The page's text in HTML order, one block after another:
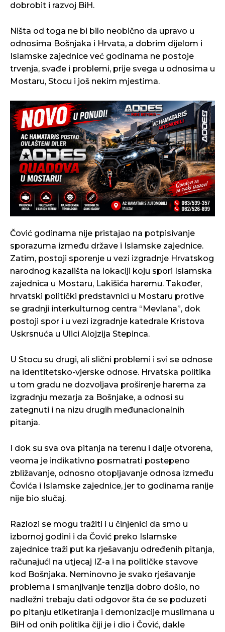
dobrobit i razvoj BiH.
Ništa od toga ne bi bilo neobično da upravo u
odnosima Bošnjaka i Hrvata, a dobrim dijelom i
Islamske zajednice već godinama ne postoje
trvenja, svađe i problemi, prije svega u odnosima u
Mostaru, Stocu i još nekim mjestima.
Čović godinama nije pristajao na potpisivanje
sporazuma između države i Islamske zajednice.
Zatim, postoji sporenje u vezi izgradnje Hrvatskog
narodnog kazališta na lokaciji koju spori Islamska
zajednica u Mostaru, Lakišića haremu. Također,
hrvatski politički predstavnici u Mostaru protive
se gradnji interkulturnog centra “Mevlana”, dok
postoji spor i u vezi izgradnje katedrale Kristova
Uskrsnuća u Ulici Alojzija Stepinca.
U Stocu su drugi, ali slični problemi i svi se odnose
na identitetsko-vjerske odnose. Hrvatska politika
u tom gradu ne dozvoljava proširenje harema za
izgradnju mezarja za Bošnjake, a odnosi su
zategnuti i na nizu drugih međunacionalnih
pitanja.
I dok su sva ova pitanja na terenu i dalje otvorena,
veoma je indikativno posmatrati postepeno
zbližavanje, odnosno otopljavanje odnosa između
Čovića i Islamske zajednice, jer to godinama ranije
nije bio slučaj.
Razlozi se mogu tražiti i u činjenici da smo u
izbornoj godini i da Čović preko Islamske
zajednice traži put ka rješavanju određenih pitanja,
računajući na utjecaj IZ-a i na političke stavove
kod Bošnjaka. Neminovno je svako rješavanje
problema i smanjivanje tenzija dobro došlo, no
nadležni trebaju dati odgovor šta će se poduzeti
po pitanju etiketiranja i demonizacije muslimana u
BiH od onih politika čiji je i dio i Čović, dakle